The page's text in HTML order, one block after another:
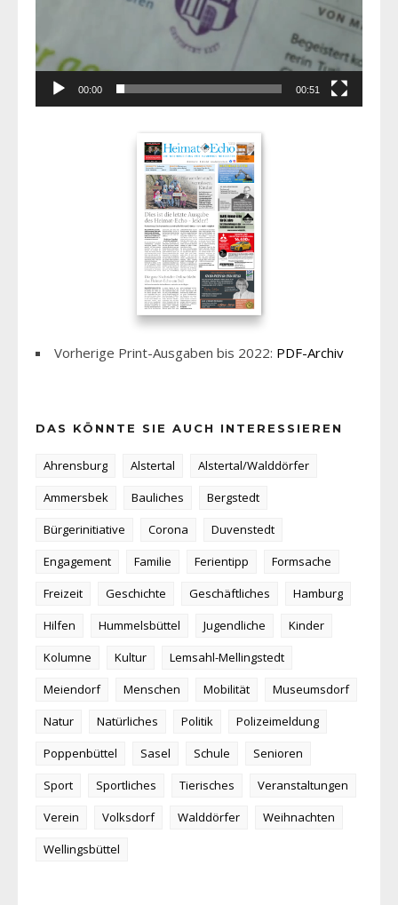
00:00 00:51
Vorherige Print-Ausgaben bis 2022: PDF-Archiv
DAS KÖNNTE SIE AUCH INTERESSIEREN
Ahrensburg Alstertal
Alstertal/Walddörfer
Ammersbek
Bauliches
Bergstedt
Bürgerinitiative
Corona
Duvenstedt
Engagement
Familie Ferientipp
Formsache
Freizeit
Geschichte Geschäftliches
Hamburg
Hilfen
Hummelsbüttel Jugendliche
Kinder
Kolumne
Kultur
Lemsahl-Mellingstedt
Meiendorf
Menschen Mobilität
Museumsdorf
Natur
Natürliches Politik
Polizeimeldung
Poppenbüttel
Sasel Schule
Senioren
Sport
Sportliches Tierisches
Veranstaltungen
Verein
Volksdorf Walddörfer
Weihnachten
Wellingsbüttel